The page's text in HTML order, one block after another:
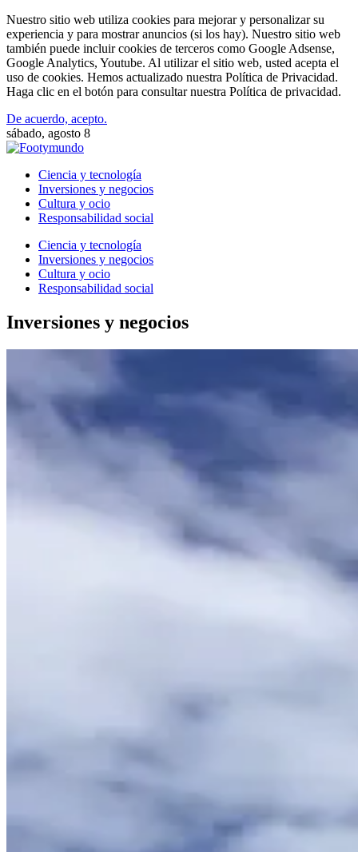
Nuestro sitio web utiliza cookies para mejorar y personalizar su
experiencia y para mostrar anuncios (si los hay). Nuestro sitio web
también puede incluir cookies de terceros como Google Adsense,
Google Analytics, Youtube. Al utilizar el sitio web, usted acepta el
uso de cookies. Hemos actualizado nuestra Política de Privacidad.
Haga clic en el botón para consultar nuestra Política de privacidad.
De acuerdo, acepto.
sábado, agosto 8
Ciencia y tecnología
Inversiones y negocios
Cultura y ocio
Responsabilidad social
Ciencia y tecnología
Inversiones y negocios
Cultura y ocio
Responsabilidad social
Inversiones y negocios